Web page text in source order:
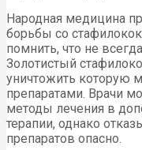
Народная медицина
борьбы со
помнить, что не
Золотистый
уничтожить которую
препаратами. Врачи
методы лечения в
терапии, однако
препаратов опасно.